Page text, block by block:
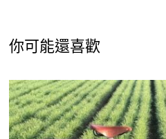
你可能還喜歡